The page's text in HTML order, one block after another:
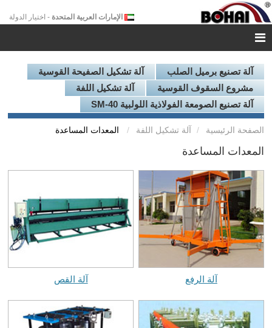
الإمارات العربية المتحدة - اختيار الدولة
آلة تصنيع برميل الصلب
آلة تشكيل الصفيحة القوسية
مشروع السقوف القوسية
آلة تشكيل اللفة
آلة تصنيع الصومعة الفولاذية اللولبية SM-40
الصفحة الرئيسية آلة تشكيل اللفة المعدات المساعدة
المعدات المساعدة
آلة الرفع آلة القص